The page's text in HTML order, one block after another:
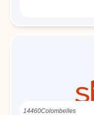
14460Colombelles